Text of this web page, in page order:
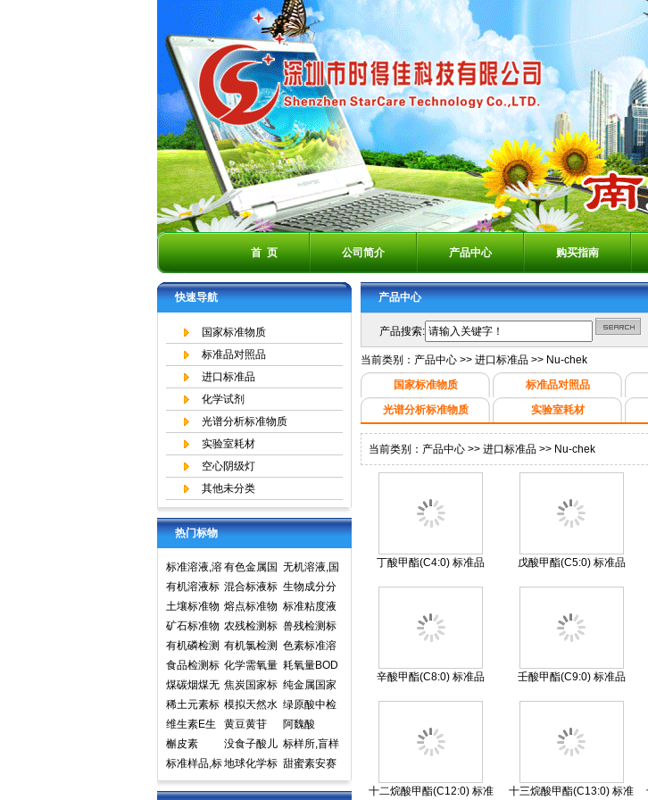
首 页 公司简介 产品中心 购买指南
快速导航
国家标准物质
标准品对照品
进口标准品
化学试剂
光谱分析标准物质
实验室耗材
空心阴级灯
其他未分类
热门标物
标准溶液,溶
液标准物质,
国家标准物
质网
有色金属国
家标准物质
中心,国家标
准物质网
无机溶液,国
家标准物质
网,国家标准
物质中心
有机溶液标
准物质中国
计量院标准
物质中心
混合标液标
准物质
生物成分分
析标准物质
土壤标准物
质
熔点标准物
质
标准粘度液
矿石标准物
质
农残检测标
准样品,标准
溶液,标准物
质
兽残检测标
准样品,标准
溶液,标准物
质
有机磷检测
标准样品,标
准溶液,标准
物质
有机氯检测
标准样品标
准溶液标准
物质
色素标准溶
液标准物质
食品检测
食品检测标
准物质标准
样品标准溶
液
化学需氧量
COD标准溶
液标准物质
标样环境标
准样品
耗氧量BOD
5标准溶液
标准物质标
样环境标准
样品
煤碳烟煤无
烟煤国家标
准物质国家
标准样品
焦炭国家标
准物质国家
标准样品
纯金属国家
实物标准样
品
稀土元素标
准物质标准
样品
模拟天然水
标准溶液
绿原酸中检
所标准品对
照品高效液
相色谱HPL
C
维生素E生
育酚标准品
对照品中检
所
黄豆黄苷
阿魏酸
槲皮素
没食子酸儿
茶素
标样所,盲样
标准样品,标
样,质控样
地球化学标
准物质矿石
甜蜜素安赛
蜜(乙酰磺胺
产品中心
产品搜索:
当前类别： 产品中心 >> 进口标准品 >> Nu-chek
国家标准物质
标准品对照品
光谱分析标准物质
实验室耗材
当前类别： 产品中心 >> 进口标准品 >> Nu-chek
丁酸甲酯(C4:0) 标准品 戊酸甲酯(C5:0) 标准品
辛酸甲酯(C8:0) 标准品 壬酸甲酯(C9:0) 标准品
十二烷酸甲酯(C12:0) 标准
十三烷酸甲酯(C13:0) 标准